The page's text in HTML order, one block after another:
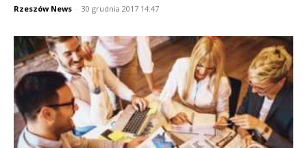
Rzeszów News - 30 grudnia 2017 14:47